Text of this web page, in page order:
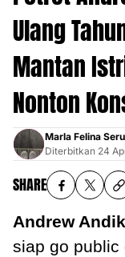
Ulang
Mantan
Nonton
Marla Felina
Diterbitkan 24
SHARE
Andrew
siap go public